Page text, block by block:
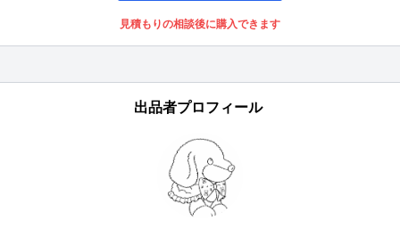
見積もりの相談後に購入できます
出品者プロフィール